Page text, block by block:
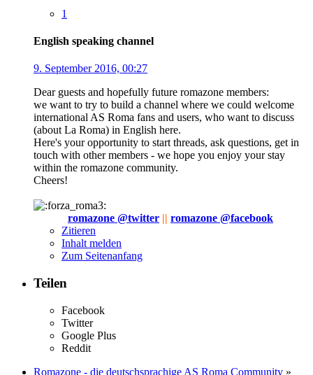
1
English speaking channel
9. September 2016, 00:27
Dear guests and hopefully future romazone members:
we want to try to build a channel where we could welcome
international AS Roma fans and users, who want to discuss
(about La Roma) in English here.
Here's your opportunity to start threads, ask questions, get in
touch with other members - we hope you enjoy your stay
within the romazone community.
Cheers!
romazone @twitter || romazone @facebook
Zitieren
Inhalt melden
Zum Seitenanfang
Teilen
Facebook
Twitter
Google Plus
Reddit
Romazone - die deutschsprachige AS Roma Community »